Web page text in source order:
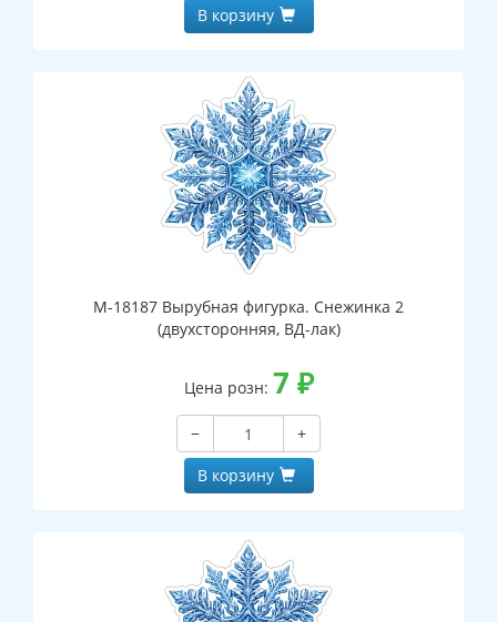
В корзину
М-18187 Вырубная фигурка. Снежинка 2
(двухсторонняя, ВД-лак)
Цена розн: 7 ₽
−
+
В корзину